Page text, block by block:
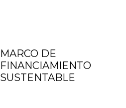
MARCO DE
FINANCIAMIENTO
SUSTENTABLE